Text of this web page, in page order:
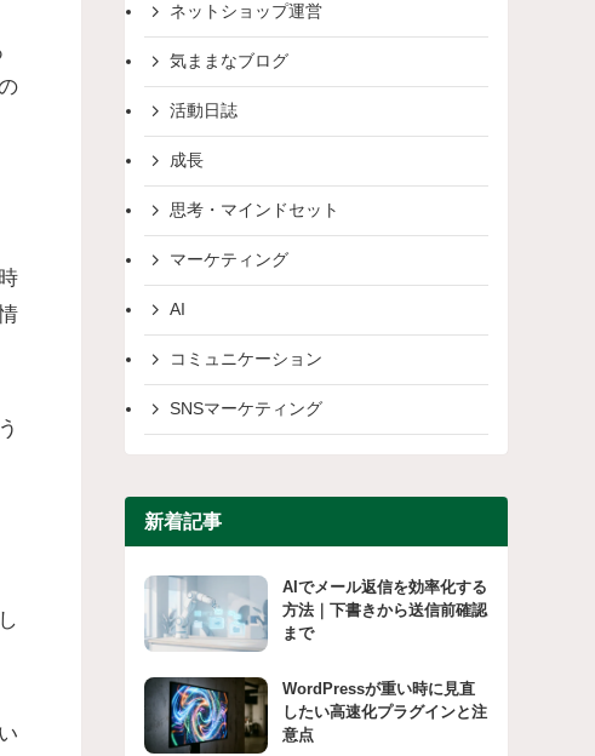
ネットショップ運営
気ままなブログ
活動日誌
成長
思考・マインドセット
マーケティング
AI
コミュニケーション
SNSマーケティング
新着記事
AIでメール返信を効率化する
方法｜下書きから送信前確認
まで
WordPressが重い時に見直
したい高速化プラグインと注
意点